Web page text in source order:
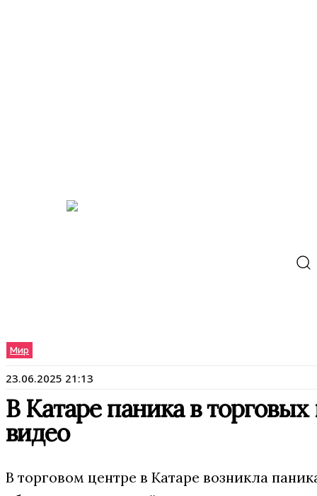
Мир
23.06.2025 21:13
В Катаре паника в торговых
видео
В торговом центре в Катаре возникла